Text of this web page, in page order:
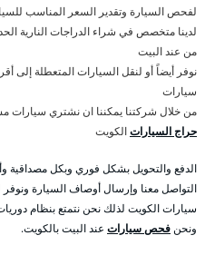
لفحص السيارة وتقدير السعر المناسب
لدينا متخصص في شراء الدراجات النارية
من عند البيت
نوفر أيضاً أو لنقل السيارات المتعطلة إلى
سيارات
من خلال شركتنا يمكننا ان نشتري سيارات
حراج السياراتالكويت
الدفع والتحويل بشكل فوري وبكل مصداقية
التواصل معنا وإرسال أوصاف السيارة
سيارات الكويت لذلك نحن نتمتع بنظام دوريات
ونحنفحص سيارات عند البيت بالكويت.